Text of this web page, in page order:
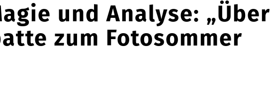
und Analyse: „Über
zum Fotosommer